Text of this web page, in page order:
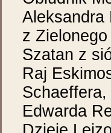
Aleksandra
z
Szatan z
Raj
Edwarda